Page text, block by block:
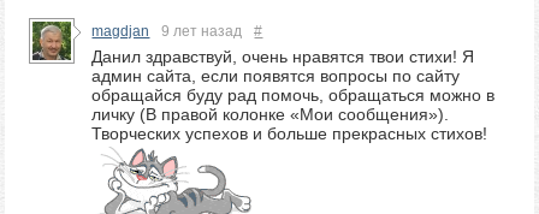
magdjan 9 лет назад #
Данил здравствуй, очень нравятся твои стихи! Я
админ сайта, если появятся вопросы по сайту
обращайся буду рад помочь, обращаться можно в
личку (В правой колонке «Мои сообщения»).
Творческих успехов и больше прекрасных стихов!